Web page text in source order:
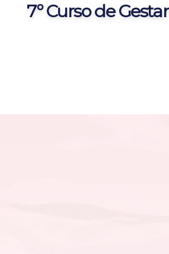
7º Curso de